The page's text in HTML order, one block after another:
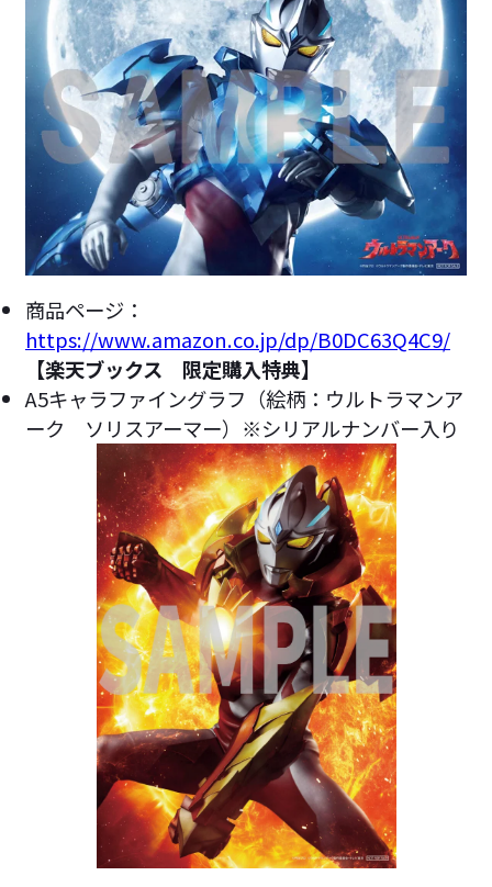
商品ページ：
https://www.amazon.co.jp/dp/B0DC63Q4C9/
【楽天ブックス 限定購入特典】
A5キャラファイングラフ（絵柄：ウルトラマンア
ーク ソリスアーマー）※シリアルナンバー入り